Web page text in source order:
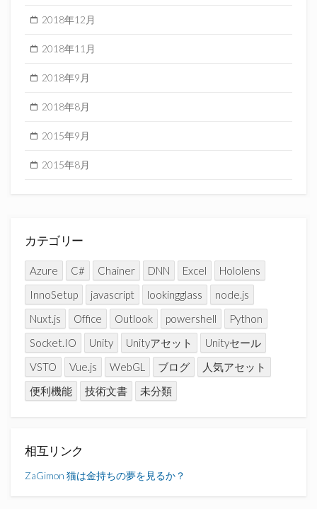
2018年12月
2018年11月
2018年9月
2018年8月
2015年9月
2015年8月
カテゴリー
Azure C# Chainer DNN Excel
Hololens
InnoSetup
javascript lookingglass
node.js
Nuxt.js
Office Outlook powershell
Python
Socket.IO
Unity Unityアセット
Unityセール
VSTO
Vue.js WebGL ブログ
人気アセット
便利機能
技術文書 未分類
相互リンク
ZaGimon 猫は金持ちの夢を見るか？